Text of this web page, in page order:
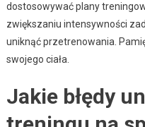
dostosowywać plany
zwiększaniu intensywności
uniknąć przetrenowania.
swojego ciała.
Jakie błędy